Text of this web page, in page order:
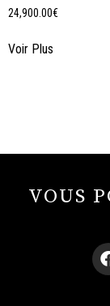
24,900.00€
Voir Plus
VOUS